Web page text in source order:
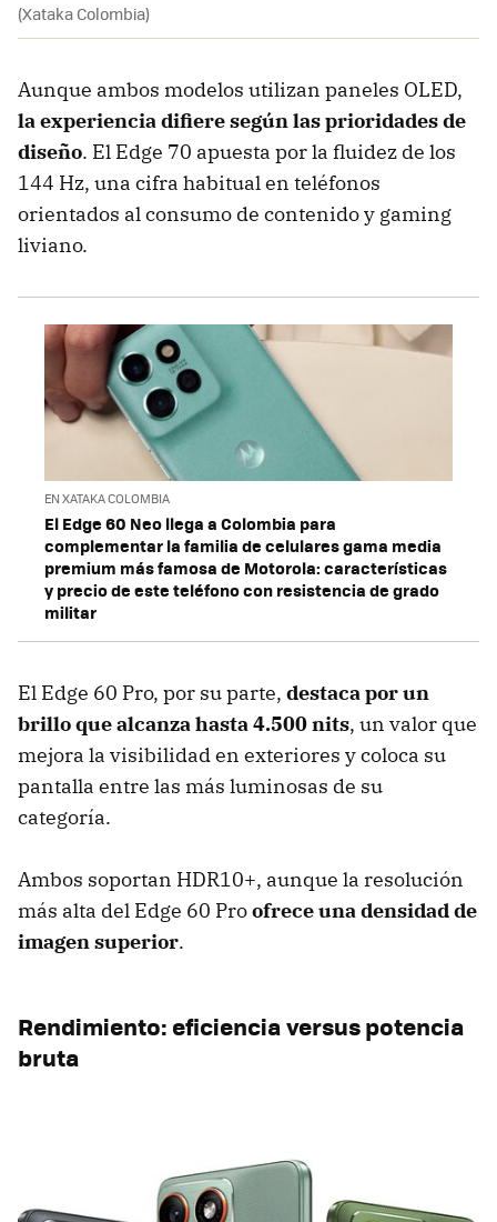
(Xataka Colombia)
Aunque ambos modelos utilizan paneles OLED,
la experiencia difiere según las prioridades de
diseño. El Edge 70 apuesta por la fluidez de los
144 Hz, una cifra habitual en teléfonos
orientados al consumo de contenido y gaming
liviano.
EN XATAKA COLOMBIA
El Edge 60 Neo llega a Colombia para
complementar la familia de celulares gama media
premium más famosa de Motorola: características
y precio de este teléfono con resistencia de grado
militar
El Edge 60 Pro, por su parte, destaca por un
brillo que alcanzahasta 4.500 nits, un valor que
mejora la visibilidad en exteriores y coloca su
pantalla entre las más luminosas de su
categoría.
Ambos soportan HDR10+, aunque la resolución
más alta del Edge 60 Proofrece una densidad de
imagen superior.
Rendimiento: eficiencia versus potencia
bruta